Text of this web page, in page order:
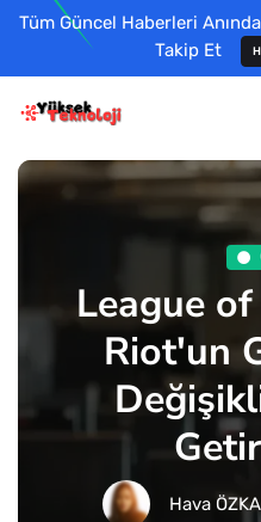
Tüm Güncel Haberleri
Takip Et
League
Riot'un
Hava